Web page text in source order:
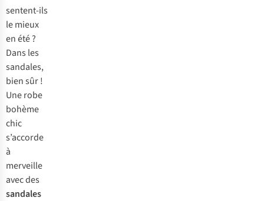
il
peut
faire
assez
froid
en
automne
et
en
hiver.
Les
bottes
hautes
sont
sentent-ils
le mieux
en été ?
Dans les
sandales,
bien sûr !
Une robe
bohème
chic
s’accorde
à
merveille
avec des
sandales